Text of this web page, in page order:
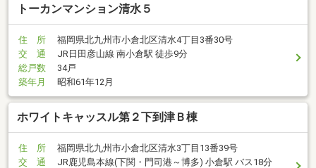
トーカンマンション清水５
住 所
福岡県北九州市小倉北区清水4丁目3番30号
交 通
JR日田彦山線 南小倉駅 徒歩9分
総戸数
34戸
築年月
昭和61年12月
ホワイトキャッスル第２下到津Ｂ棟
住 所
福岡県北九州市小倉北区清水3丁目13番39号
交 通
JR鹿児島本線(下関・門司港～博多) 小倉駅 バス18分